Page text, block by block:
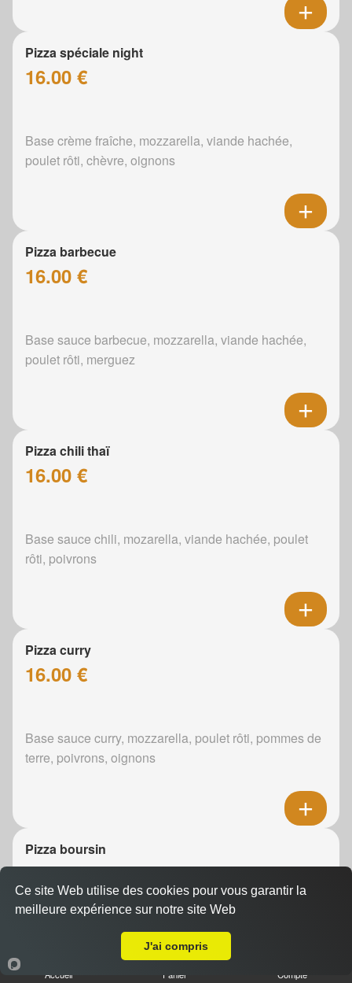
Pizza spéciale night
16.00 €
Base crème fraîche, mozzarella, viande hachée,
poulet rôti, chèvre, oignons
Pizza barbecue
16.00 €
Base sauce barbecue, mozzarella, viande hachée,
poulet rôti, merguez
Pizza chili thaï
16.00 €
Base sauce chili, mozarella, viande hachée, poulet
rôti, poivrons
Pizza curry
16.00 €
Base sauce curry, mozzarella, poulet rôti, pommes de
terre, poivrons, oignons
Pizza boursin
16.00 €
Boursin, mozzarella, poulet rôti, pommes de terre,
Accueil Panier Compte
Ce site Web utilise des cookies pour vous garantir la
meilleure expérience sur notre site Web
J'ai compris